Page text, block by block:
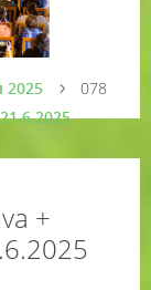
2025
078
+